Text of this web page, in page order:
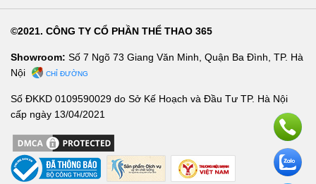
©2021. CÔNG TY CỔ PHẦN THỂ THAO 365
Showroom: Số 7 Ngõ 73 Giang Văn Minh, Quận Ba Đình, TP. Hà
Nội
CHỈ ĐƯỜNG
Số ĐKKD 0109590029 do Sở Kế Hoạch và Đầu Tư TP. Hà Nội
cấp ngày 13/04/2021